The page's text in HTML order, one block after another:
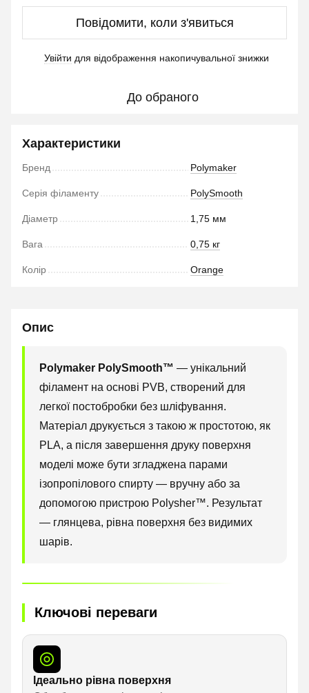
Повідомити, коли з'явиться
Увійти для відображення накопичувальної знижки
До обраного
Характеристики
Бренд Polymaker
Серія філаменту PolySmooth
Діаметр 1,75 мм
Вага 0,75 кг
Колір Orange
Опис
Polymaker PolySmooth™ — унікальний
філамент на основі PVB, створений для
легкої постобробки без шліфування.
Матеріал друкується з такою ж простотою, як
PLA, а після завершення друку поверхня
моделі може бути згладжена парами
ізопропілового спирту — вручну або за
допомогою пристрою Polysher™. Результат
— глянцева, рівна поверхня без видимих
шарів.
Ключові переваги
Ідеально рівна поверхня